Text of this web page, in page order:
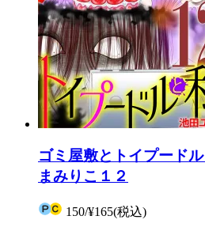
ゴミ屋敷とトイプード
まみりこ１２
150/¥165(税込)